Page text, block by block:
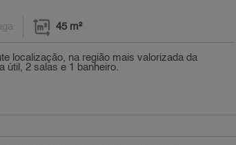
45 m²
localização, na região mais valorizada da
útil, 2 salas e 1 banheiro.